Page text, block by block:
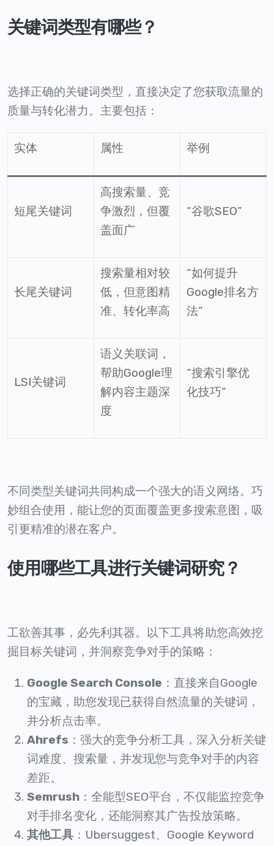
关键词类型有哪些？
选择正确的关键词类型，直接决定了您获取流量的
质量与转化潜力。主要包括：
实体 属性 举例
短尾关键词
高搜索量、竞
争激烈，但覆
盖面广
“谷歌SEO”
长尾关键词
搜索量相对较
低，但意图精
准、转化率高
“如何提升
Google排名方
法”
LSI关键词
语义关联词，
帮助Google理
解内容主题深
度
“搜索引擎优
化技巧”
不同类型关键词共同构成一个强大的语义网络。巧
妙组合使用，能让您的页面覆盖更多搜索意图，吸
引更精准的潜在客户。
使用哪些工具进行关键词研究？
工欲善其事，必先利其器。以下工具将助您高效挖
掘目标关键词，并洞察竞争对手的策略：
Google Search Console ：直接来自Google
的宝藏，助您发现已获得自然流量的关键词，
并分析点击率。
Ahrefs ：强大的竞争分析工具，深入分析关键
词难度、搜索量，并发现您与竞争对手的内容
差距。
Semrush ：全能型SEO平台，不仅能监控竞争
对手排名变化，还能洞察其广告投放策略。
其他工具 ：Ubersuggest、Google Keyword